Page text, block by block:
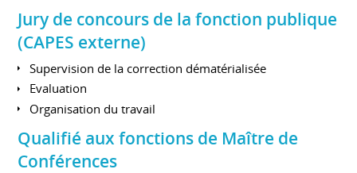
Jury de concours de la fonction publique
(CAPES externe)
Supervision de la correction dématérialisée
Evaluation
Organisation du travail
Qualifié aux fonctions de Maître de
Conférences